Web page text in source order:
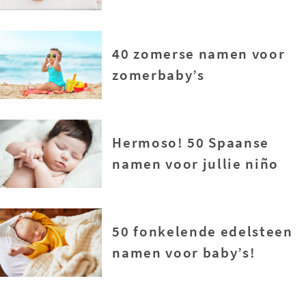
40 zomerse namen voor
zomerbaby’s
Hermoso! 50 Spaanse
namen voor jullie niño
50 fonkelende edelsteen
namen voor baby’s!